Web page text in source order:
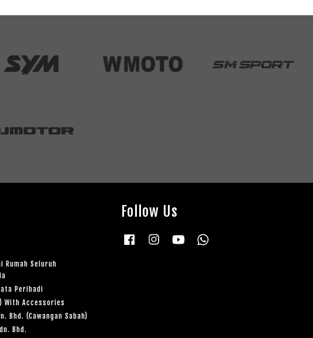
Rumah Seluruh
Peribadi
With Accessories
Bhd. (Cawangan Sabah)
Bhd.
Follow Us
Facebook InstagramYouTube